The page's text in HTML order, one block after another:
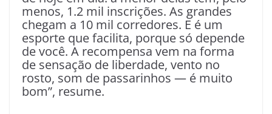
menos, 1.2 mil inscrições. As grandes
chegam a 10 mil corredores. E é um
esporte que facilita, porque só depende
de você. A recompensa vem na forma
de sensação de liberdade, vento no
rosto, som de passarinhos — é muito
bom”, resume.